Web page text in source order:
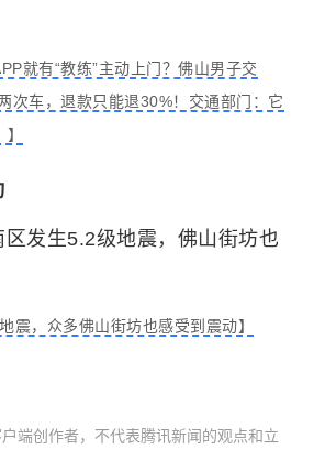
就有“教练”主动上门？佛山男子交
次车，退款只能退30%！交通部门：它
发生5.2级地震，佛山街坊也
震，众多佛山街坊也感受到震动】
端创作者，不代表腾讯新闻的观点和立